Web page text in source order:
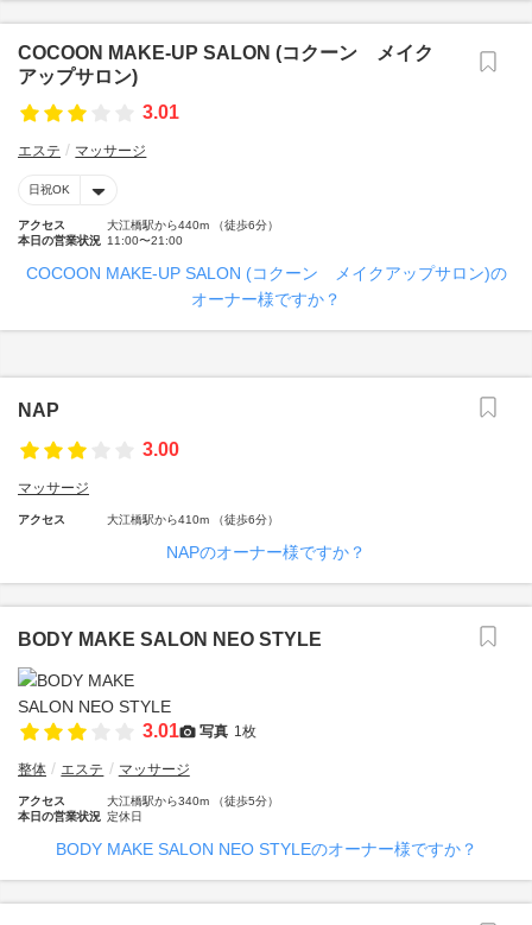
COCOON MAKE-UP SALON (コクーン メイク
アップサロン)
3.01
エステ マッサージ
日祝OK
アクセス
大江橋駅から440m （徒歩6分）
本日の営業状況 11:00〜21:00
COCOON MAKE-UP SALON (コクーン メイクアップサロン)の
オーナー様ですか？
NAP
3.00
マッサージ
アクセス 大江橋駅から410m （徒歩6分）
NAPのオーナー様ですか？
BODY MAKE SALON NEO STYLE
3.01 写真 1枚
整体 エステ マッサージ
アクセス
大江橋駅から340m （徒歩5分）
本日の営業状況 定休日
BODY MAKE SALON NEO STYLEのオーナー様ですか？